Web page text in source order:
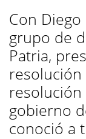
Con
grupo de
Patria,
gobierno
conoció a